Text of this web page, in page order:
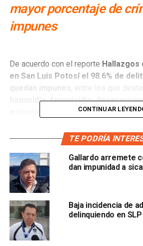
mayor porcentaje de
impunes
De acuerdo con el reporte Hallazgos
en San Luis Potosí el 98.6% de
quedan impunes , entre los que
homicidio, feminicidio,
extorsión, violación, abuso sexual,
en diversas modalidades, etcétera.
En el estudio se muestra el Índice de
2022, en donde el estado potosino
lugar a nivel nacional con mayor
impunes. El primer sitio lo alcanzó
CONTINUAR
TE PODRÍA
Gallardo arremete
dan impunidad a
Baja incidencia de
delinquiendo en SLP